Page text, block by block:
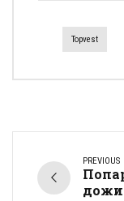
Topvest
PREVIOUS